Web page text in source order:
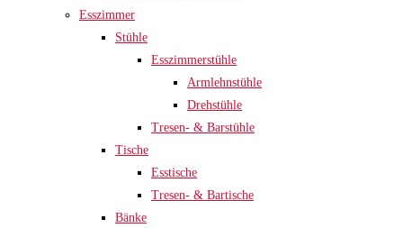
Esszimmer
Stühle
Esszimmerstühle
Armlehnstühle
Drehstühle
Tresen- & Barstühle
Tische
Esstische
Tresen- & Bartische
Bänke